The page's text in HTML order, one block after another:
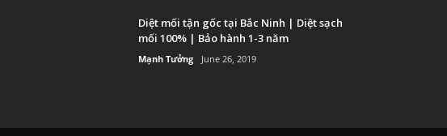
Diệt mối tận gốc tại Bắc Ninh | Diệt sạch
mối 100% | Bảo hành 1-3 năm
Mạnh Tưởng June 26, 2019